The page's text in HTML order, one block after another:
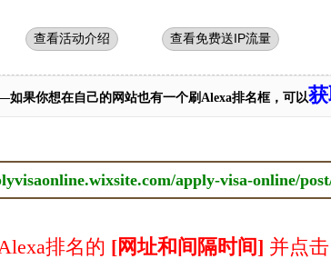
查看活动介绍 查看免费送IP流量
果你想在自己的网站也有一个刷Alexa排名框，可以
排名的 [网址和间隔时间] 并点击